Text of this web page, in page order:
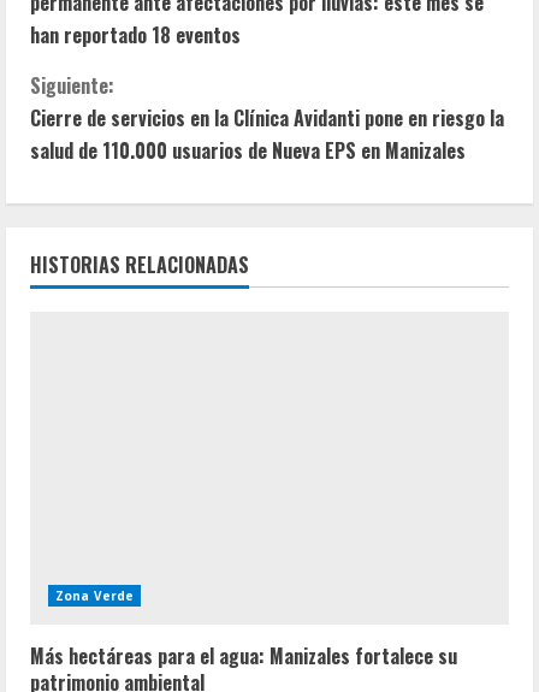
g
u
e
l
e
y
han reportado 18 eventos
Siguiente:
Cierre de servicios en la Clínica Avidanti pone en riesgo la
salud de 110.000 usuarios de Nueva EPS en Manizales
HISTORIAS RELACIONADAS
Zona Verde
Más hectáreas para el agua: Manizales fortalece su
patrimonio ambiental